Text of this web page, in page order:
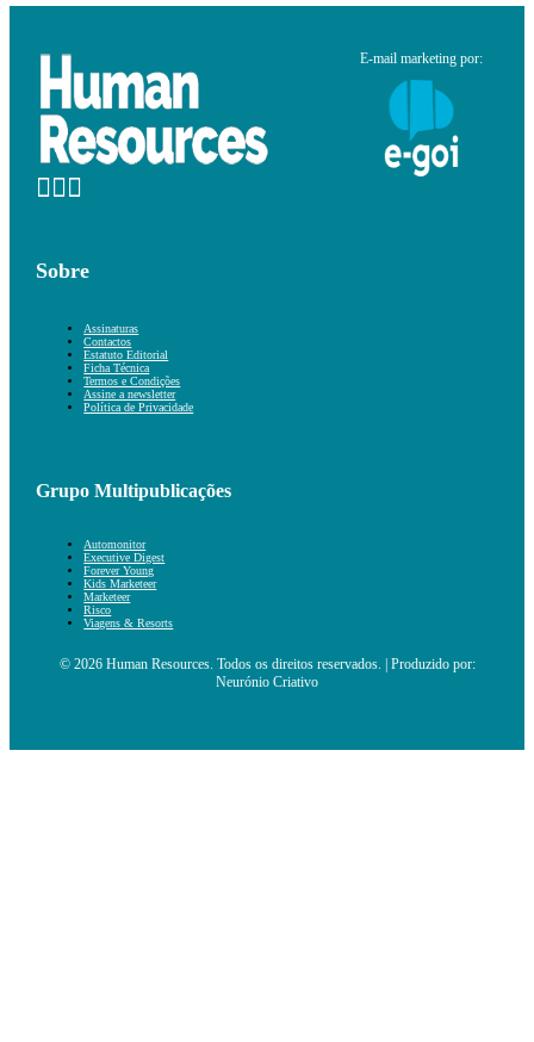
E-mail marketing por:
Sobre
Assinaturas
Contactos
Estatuto Editorial
Ficha Técnica
Termos e Condições
Assine a newsletter
Política de Privacidade
Grupo Multipublicações
Automonitor
Executive Digest
Forever Young
Kids Marketeer
Marketeer
Risco
Viagens & Resorts
© 2026 Human Resources. Todos os direitos reservados. | Produzido por:
Neurónio Criativo